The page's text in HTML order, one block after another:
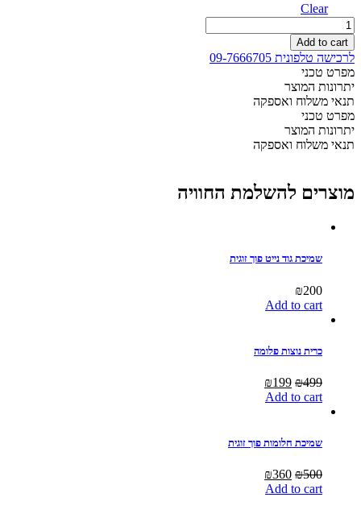
Clear
מזרון
אנטומיק
ויסקו
ללא
קפיצים
עם
שכבת
פילוטופ
לפינוק
מירבי
Add to cart
לרכישה טלפונית 09-7666705
מפרט טכני
יתרונות המוצר
תנאי משלוח ואספקה
מפרט טכני
יתרונות המוצר
תנאי משלוח ואספקה
מוצרים להשלמת החוויה
שמיכת גוד נייט פוך זוגית
₪200
Add to cart
כרית נוצות פלומה
₪499
Original
price
₪199
Add to cart
שמיכת חלומות פוך זוגית
₪500
Original
price
₪360
Add to cart